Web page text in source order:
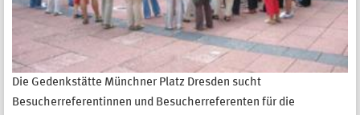
Die Gedenkstätte Münchner Platz Dresden sucht
Besucherreferentinnen und Besucherreferenten für die